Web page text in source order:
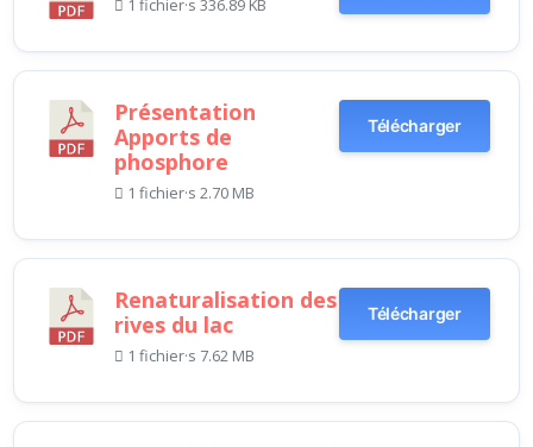
1 fichier·s336.89 KB
Présentation
Apports de
phosphore
1 fichier·s2.70 MB
Télécharger
Renaturalisation des
rives du lac
1 fichier·s 7.62 MB
Télécharger